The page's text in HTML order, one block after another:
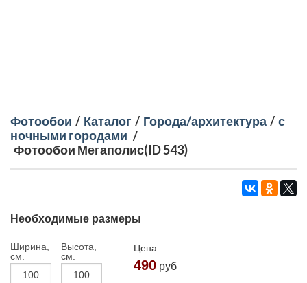
Фотообои / Каталог / Города/архитектура / с
ночными городами /
Фотообои Мегаполис(ID 543)
Необходимые размеры
Ширина,
см.
Высота,
см.
Цена:
490 руб